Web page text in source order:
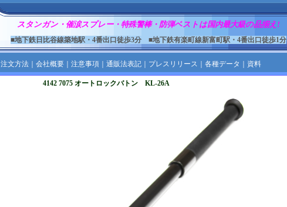
スタンガン・催涙スプレー・特殊警棒・防弾ベストは国内最大級の品揃え!
■地下鉄日比谷線築地駅・4番出口徒歩3分 ■地下鉄有楽町線新富町駅・4番出口徒歩1分
注文方法｜ 会社概要｜ 注意事項｜ 通販法表記｜ プレスリリース 各種データ 資料
4142 7075 オートロックバトン KL-26A